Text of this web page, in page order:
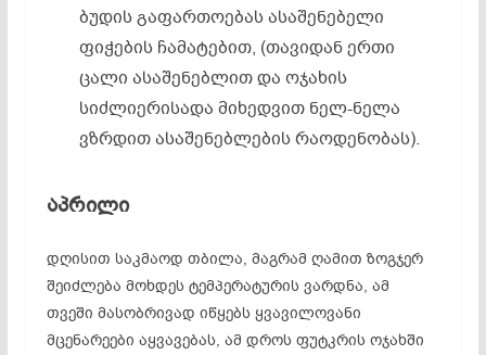
ბუდის გაფართოებას ასაშენებელი
ფიჭების ჩამატებით, (თავიდან ერთი
ცალი ასაშენებლით და ოჯახის
სიძლიერისადა მიხედვით ნელ-ნელა
ვზრდით ასაშენებლების რაოდენობას).
აპრილი
დღისით საკმაოდ თბილა, მაგრამ ღამით ზოგჯერ
შეიძლება მოხდეს ტემპერატურის ვარდნა, ამ
თვეში მასობრივად იწყებს ყვავილოვანი
მცენარეები აყვავებას, ამ დროს ფუტკრის ოჯახში